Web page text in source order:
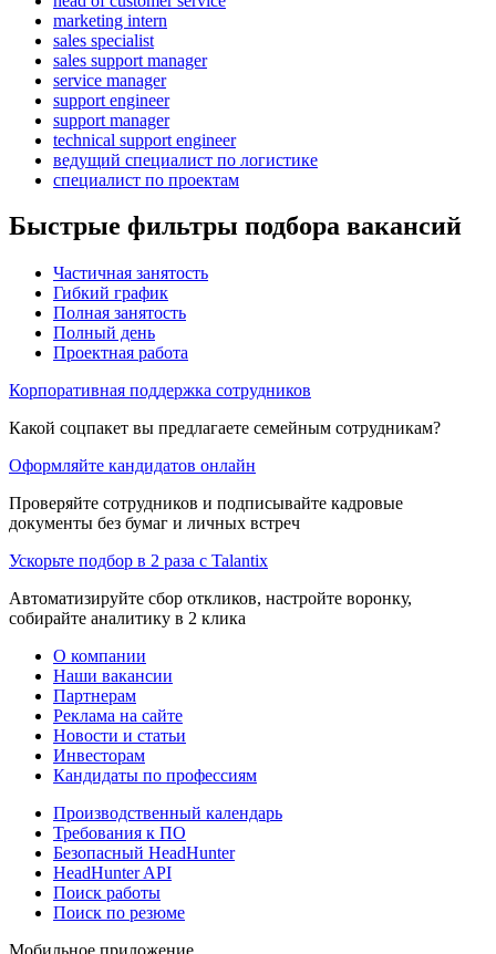
marketing intern
sales specialist
sales support manager
service manager
support engineer
support manager
technical support engineer
ведущий специалист по логистике
специалист по проектам
Быстрые фильтры подбора вакансий
Частичная занятость
Гибкий график
Полная занятость
Полный день
Проектная работа
Корпоративная поддержка сотрудников
Какой соцпакет вы предлагаете семейным сотрудникам?
Оформляйте кандидатов онлайн
Проверяйте сотрудников и подписывайте кадровые
документы без бумаг и личных встреч
Ускорьте подбор в 2 раза с Talantix
Автоматизируйте сбор откликов, настройте воронку,
собирайте аналитику в 2 клика
О компании
Наши вакансии
Партнерам
Реклама на сайте
Новости и статьи
Инвесторам
Кандидаты по профессиям
Производственный календарь
Требования к ПО
Безопасный HeadHunter
HeadHunter API
Поиск работы
Поиск по резюме